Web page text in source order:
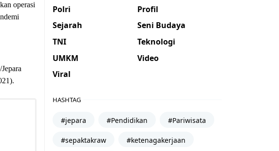
operasi
Polri
Profil
Sejarah
Seni Budaya
TNI
Teknologi
UMKM
Video
Viral
HASHTAG
#jepara #Pendidikan #Pariwisata
#sepaktakraw #ketenagakerjaan